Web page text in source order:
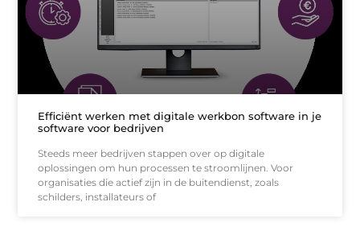
Efficiënt werken met digitale werkbon software in je
software voor bedrijven
Steeds meer bedrijven stappen over op digitale
oplossingen om hun processen te stroomlijnen. Voor
organisaties die actief zijn in de buitendienst, zoals
schilders, installateurs of